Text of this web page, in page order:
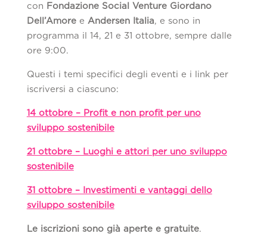
con Fondazione Social Venture Giordano
Dell’Amoree Andersen Italia, e sono in
programma il 14, 21 e 31 ottobre, sempre dalle
ore 9:00.
Questi i temi specifici degli eventi e i link per
iscriversi a ciascuno:
14 ottobre – Profit e non profit per uno
sviluppo sostenibile
21 ottobre – Luoghi e attori per uno sviluppo
sostenibile
31 ottobre – Investimenti e vantaggi dello
sviluppo sostenibile
Le iscrizioni sono già aperte e gratuite.